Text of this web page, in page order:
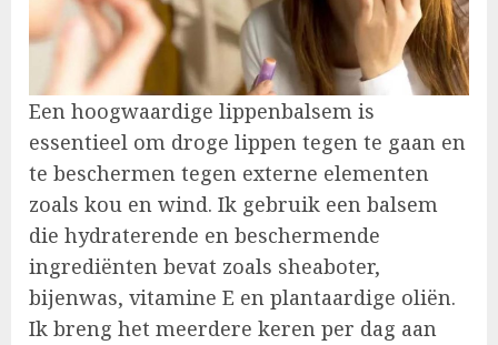
Een hoogwaardige lippenbalsem is
essentieel om droge lippen tegen te gaan en
te beschermen tegen externe elementen
zoals kou en wind. Ik gebruik een balsem
die hydraterende en beschermende
ingrediënten bevat zoals sheaboter,
bijenwas, vitamine E en plantaardige oliën.
Ik breng het meerdere keren per dag aan